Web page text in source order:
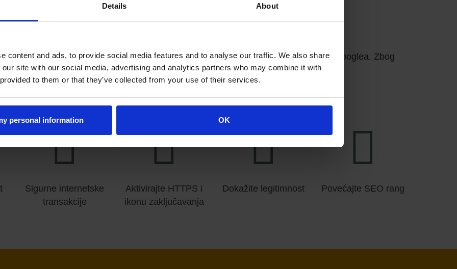
Details About
content and ads, to provide social media features and to analyse our traffic. We also share
site with our social media, advertising and analytics partners who may combine it with
to them or that they’ve collected from your use of their services.
personal information OK
za posjetitelje i poslovanje vaše web stranice.
toga uključuje osiguravanje sigurnosti web stranica kojima ljudi pristupaju putem Googlea. Zbog
SSL imaju koristi od višeg ranga u rezultatima pretraživanja.
razmisliti o dodavanju SSL-a na svoju web stranicu:
Sigurne internetske
transakcije
Aktivirajte HTTPS i
ikonu zaključavanja
Dokažite legitimnost Povećajte SEO rang